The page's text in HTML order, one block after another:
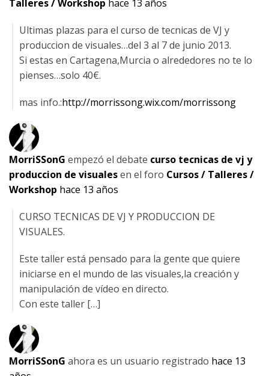
Talleres / Workshop hace 13 años
Ultimas plazas para el curso de tecnicas de VJ y
produccion de visuales…del 3 al 7 de junio 2013.
Si estas en Cartagena,Murcia o alrededores no te lo
pienses…solo 40€.
mas info.:http://morrissong.wix.com/morrissong
MorriSSonG empezó el debate curso tecnicas de vj y
produccion de visualesen el foro Cursos / Talleres /
Workshop hace 13 años
CURSO TECNICAS DE VJ Y PRODUCCION DE
VISUALES.
Este taller está pensado para la gente que quiere
iniciarse en el mundo de las visuales,la creación y
manipulación de vídeo en directo.
Con este taller […]
MorriSSonG ahora es un usuario registrado hace 13